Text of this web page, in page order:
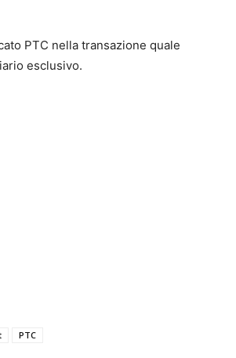
PTC nella transazione quale
esclusivo.
PTC